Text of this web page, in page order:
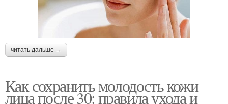
читать дальше →
Как сохранить молодость кожи
лица после 30: правила ухода и